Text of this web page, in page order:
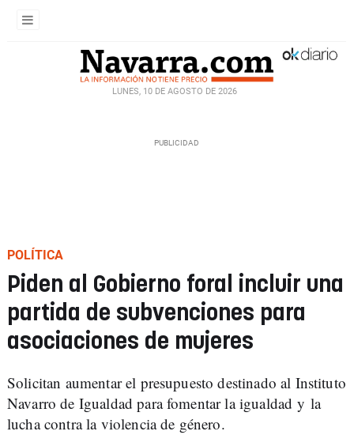
LUNES, 10 DE AGOSTO DE 2026
POLÍTICA
Piden al Gobierno foral incluir una
partida de subvenciones para
asociaciones de mujeres
Solicitan aumentar el presupuesto destinado al Instituto
Navarro de Igualdad para fomentar la igualdad y la
lucha contra la violencia de género.